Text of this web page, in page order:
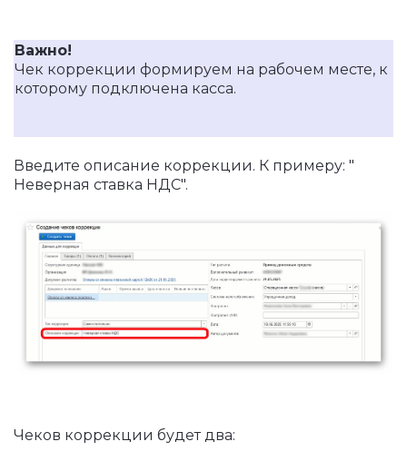
Важно!
Чек коррекции формируем на рабочем месте, к
которому подключена касса.
Введите описание коррекции. К примеру: "
Неверная ставка НДС".
Чеков коррекции будет два: